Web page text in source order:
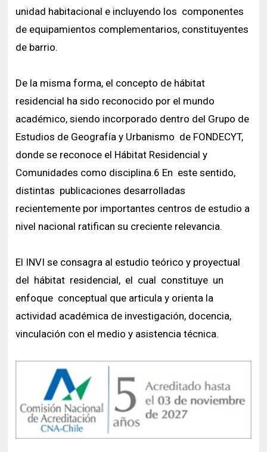
unidad habitacional e incluyendo los componentes
de equipamientos complementarios, constituyentes
de barrio.
De la misma forma, el concepto de hábitat
residencial ha sido reconocido por el mundo
académico, siendo incorporado dentro del Grupo de
Estudios de Geografía y Urbanismo de FONDECYT,
donde se reconoce el Hábitat Residencial y
Comunidades como disciplina.6 En este sentido,
distintas publicaciones desarrolladas
recientemente por importantes centros de estudio a
nivel nacional ratifican su creciente relevancia.
El INVI se consagra al estudio teórico y proyectual
del hábitat residencial, el cual constituye un
enfoque conceptual que articula y orienta la
actividad académica de investigación, docencia,
vinculación con el medio y asistencia técnica.